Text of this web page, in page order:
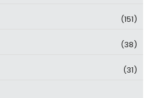
(151)
(38)
(31)